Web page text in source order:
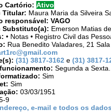
Cartório: Ativo
Titular: Maura Maria da Silveira
responsável: VAGO
Substituto(a): Emerson Matias
• Notas • Registro Civil das
Rua Benedito Valadares, 21
(31) 3817-3162 e (31) 3817-
Segunda a
Sim
Sim
03/03/1951
9
e-mail e todos os